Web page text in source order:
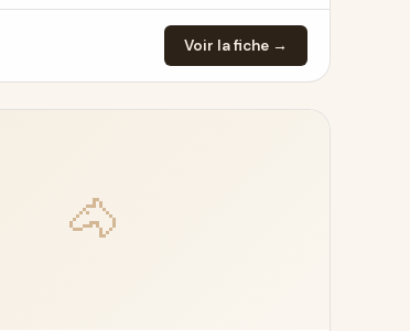
Voir la fiche →
🐴